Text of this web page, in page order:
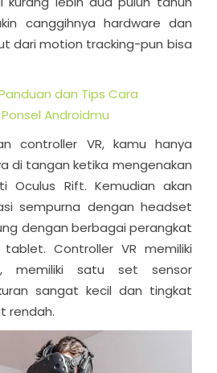
canggihnya hardware dan
dari motion tracking-pun bisa
dan Tips Cara
Androidmu
controller VR, kamu hanya
di tangan ketika mengenakan
Oculus Rift. Kemudian akan
sempurna dengan headset
dengan berbagai perangkat
Controller VR memiliki
memiliki satu set sensor
sangat kecil dan tingkat
rendah.